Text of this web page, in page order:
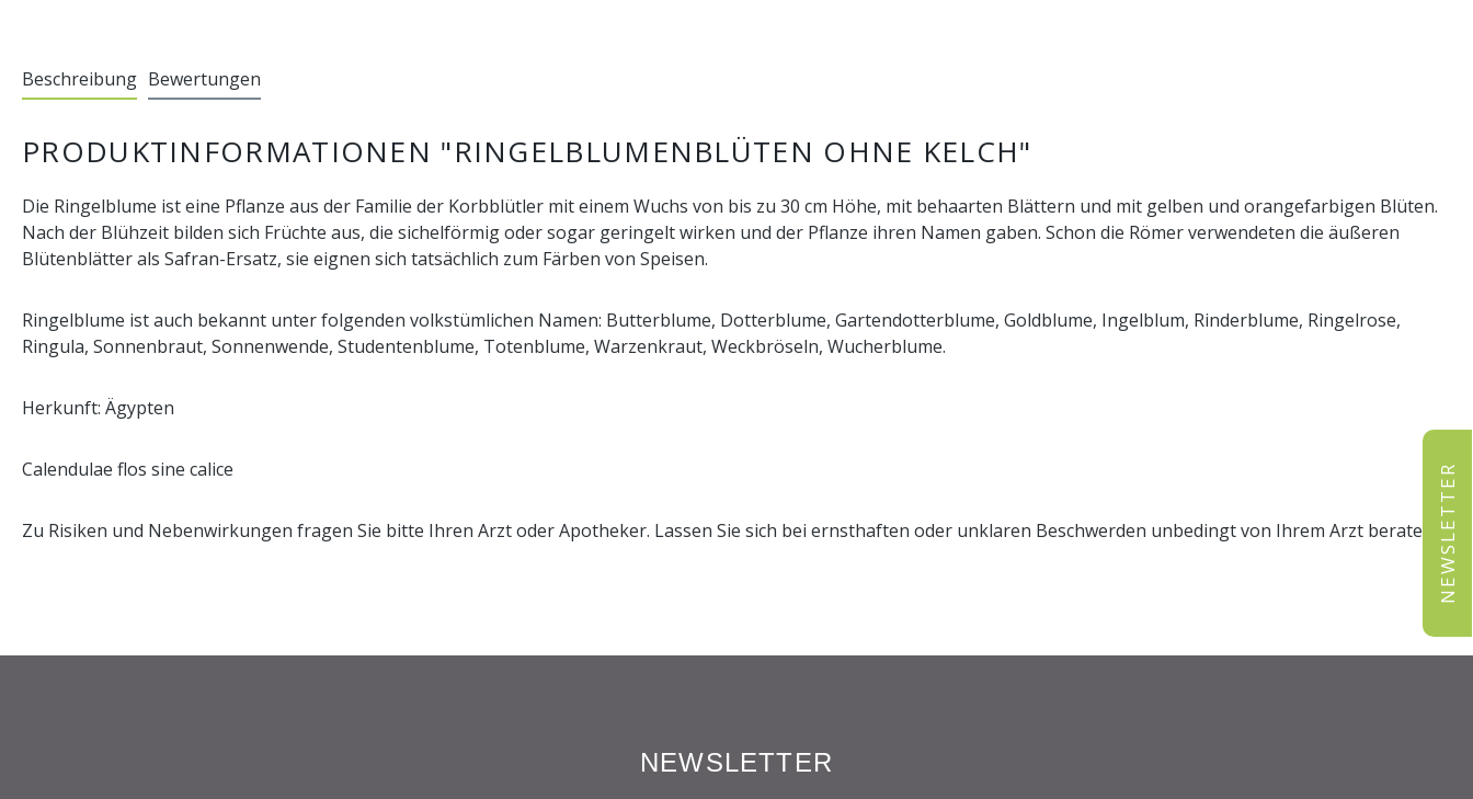
Beschreibung Bewertungen
PRODUKTINFORMATIONEN "RINGELBLUMENBLÜTEN OHNE KELCH"
Die Ringelblume ist eine Pflanze aus der Familie der Korbblütler mit einem Wuchs von bis zu 30 cm Höhe, mit behaarten Blättern und mit gelben und orangefarbigen Blüten.
Nach der Blühzeit bilden sich Früchte aus, die sichelförmig oder sogar geringelt wirken und der Pflanze ihren Namen gaben. Schon die Römer verwendeten die äußeren
Blütenblätter als Safran-Ersatz, sie eignen sich tatsächlich zum Färben von Speisen.
Ringelblume ist auch bekannt unter folgenden volkstümlichen Namen: Butterblume, Dotterblume, Gartendotterblume, Goldblume, Ingelblum, Rinderblume, Ringelrose,
Ringula, Sonnenbraut, Sonnenwende, Studentenblume, Totenblume, Warzenkraut, Weckbröseln, Wucherblume.
Herkunft: Ägypten
Calendulae flos sine calice
Zu Risiken und Nebenwirkungen fragen Sie bitte Ihren Arzt oder Apotheker. Lassen Sie sich bei ernsthaften oder unklaren Beschwerden unbedingt von Ihrem Arzt beraten.
NEWSLETTER
NEWSLETTER